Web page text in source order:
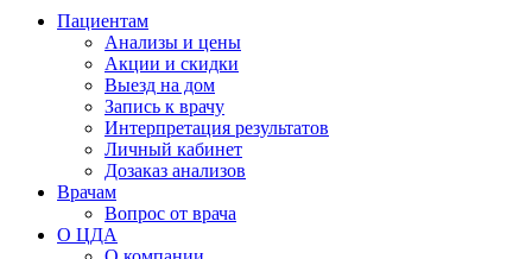
Пациентам
Анализы и цены
Акции и скидки
Выезд на дом
Запись к врачу
Интерпретация результатов
Личный кабинет
Дозаказ анализов
Врачам
Вопрос от врача
О ЦДА